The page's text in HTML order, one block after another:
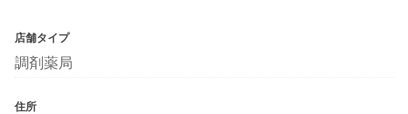
店舗タイプ
調剤薬局
住所